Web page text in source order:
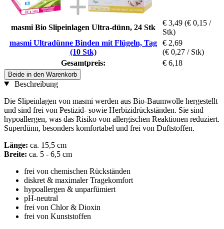
masmi Bio Slipeinlagen Ultra-dünn, 24 Stk
€ 3,49 (€ 0,15 /
Stk)
masmi Ultradünne Binden mit Flügeln, Tag
(10 Stk)
€ 2,69
(€ 0,27 / Stk)
Gesamtpreis:
€ 6,18
Beide in den Warenkorb
Beschreibung
Die Slipeinlagen von masmi werden aus Bio-Baumwolle hergestellt
und sind frei von Pestizid- sowie Herbizidrückständen. Sie sind
hypoallergen, was das Risiko von allergischen Reaktionen reduziert.
Superdünn, besonders komfortabel und frei von Duftstoffen.
Länge: ca. 15,5 cm
Breite: ca. 5 - 6,5 cm
frei von chemischen Rückständen
diskret & maximaler Tragekomfort
hypoallergen & unparfümiert
pH-neutral
frei von Chlor & Dioxin
frei von Kunststoffen